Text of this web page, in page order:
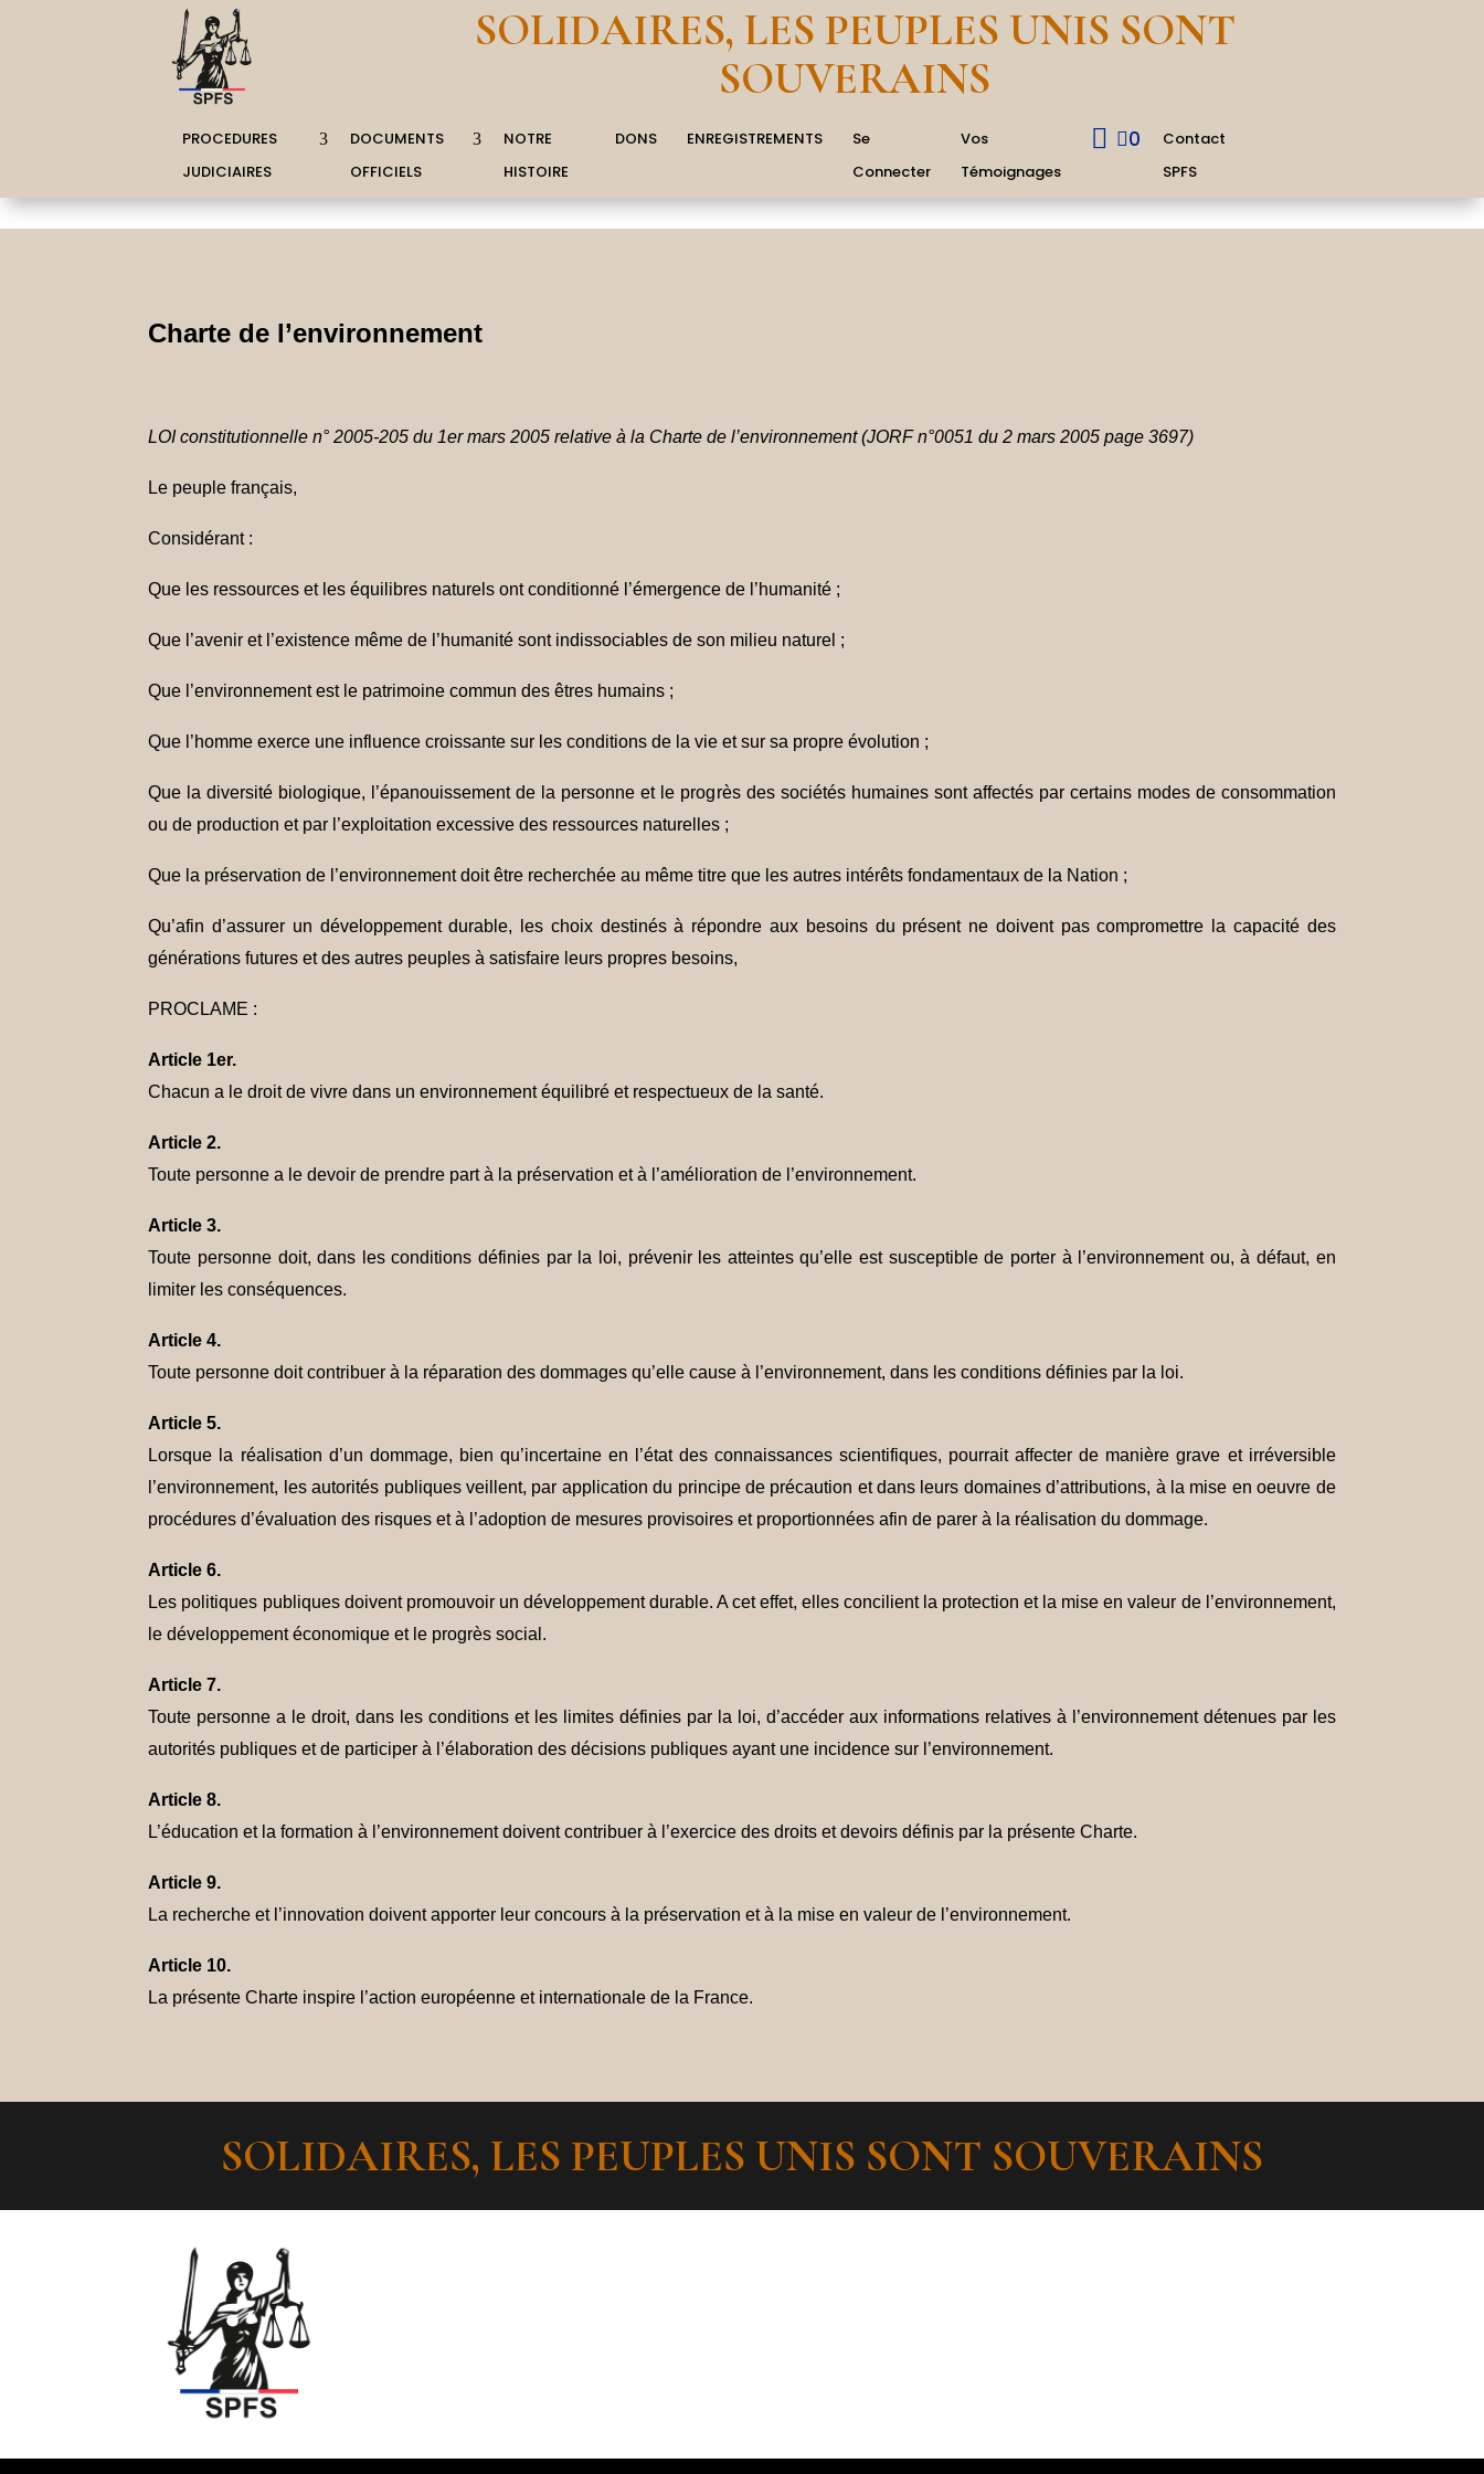
SOLIDAIRES, LES PEUPLES UNIS SONT
SOUVERAINS
PROCEDURES
JUDICIAIRES
DOCUMENTS
OFFICIELS
NOTRE
HISTOIRE
DONS ENREGISTREMENTS
Se
Connecter
Vos
Témoignages
 0
Contact
SPFS
Charte de l’environnement
LOI constitutionnelle n° 2005-205 du 1er mars 2005 relative à la Charte de l’environnement (JORF n°0051 du 2 mars 2005 page 3697)
Le peuple français,
Considérant :
Que les ressources et les équilibres naturels ont conditionné l’émergence de l’humanité ;
Que l’avenir et l’existence même de l’humanité sont indissociables de son milieu naturel ;
Que l’environnement est le patrimoine commun des êtres humains ;
Que l’homme exerce une influence croissante sur les conditions de la vie et sur sa propre évolution ;
Que la diversité biologique, l’épanouissement de la personne et le progrès des sociétés humaines sont affectés par certains modes de consommation
ou de production et par l’exploitation excessive des ressources naturelles ;
Que la préservation de l’environnement doit être recherchée au même titre que les autres intérêts fondamentaux de la Nation ;
Qu’afin d’assurer un développement durable, les choix destinés à répondre aux besoins du présent ne doivent pas compromettre la capacité des
générations futures et des autres peuples à satisfaire leurs propres besoins,
PROCLAME :
Article 1er.
Chacun a le droit de vivre dans un environnement équilibré et respectueux de la santé.
Article 2.
Toute personne a le devoir de prendre part à la préservation et à l’amélioration de l’environnement.
Article 3.
Toute personne doit, dans les conditions définies par la loi, prévenir les atteintes qu’elle est susceptible de porter à l’environnement ou, à défaut, en
limiter les conséquences.
Article 4.
Toute personne doit contribuer à la réparation des dommages qu’elle cause à l’environnement, dans les conditions définies par la loi.
Article 5.
Lorsque la réalisation d’un dommage, bien qu’incertaine en l’état des connaissances scientifiques, pourrait affecter de manière grave et irréversible
l’environnement, les autorités publiques veillent, par application du principe de précaution et dans leurs domaines d’attributions, à la mise en oeuvre de
procédures d’évaluation des risques et à l’adoption de mesures provisoires et proportionnées afin de parer à la réalisation du dommage.
Article 6.
Les politiques publiques doivent promouvoir un développement durable. A cet effet, elles concilient la protection et la mise en valeur de l’environnement,
le développement économique et le progrès social.
Article 7.
Toute personne a le droit, dans les conditions et les limites définies par la loi, d’accéder aux informations relatives à l’environnement détenues par les
autorités publiques et de participer à l’élaboration des décisions publiques ayant une incidence sur l’environnement.
Article 8.
L’éducation et la formation à l’environnement doivent contribuer à l’exercice des droits et devoirs définis par la présente Charte.
Article 9.
La recherche et l’innovation doivent apporter leur concours à la préservation et à la mise en valeur de l’environnement.
Article 10.
La présente Charte inspire l’action européenne et internationale de la France.
SOLIDAIRES, LES PEUPLES UNIS SONT SOUVERAINS